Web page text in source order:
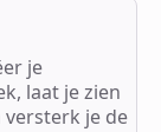
je
laat je zien
je de